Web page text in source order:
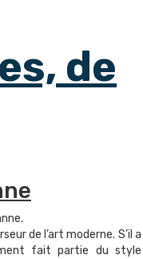
de
de l’art moderne. S’il a
fait partie du style